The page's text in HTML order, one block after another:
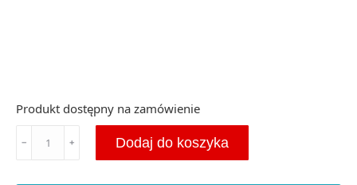
Produkt dostępny na zamówienie
Docisk
﹣ ﹢ Dodaj do koszyka